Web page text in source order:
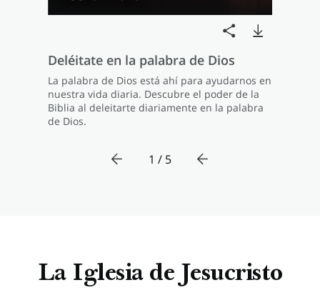
Deléitate en la palabra de Dios
La palabra de Dios está ahí para ayudarnos en
nuestra vida diaria. Descubre el poder de la
Biblia al deleitarte diariamente en la palabra
de Dios.
1 / 5
La Iglesia de Jesucristo